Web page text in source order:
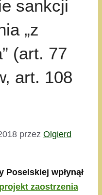
sankcji
„z
(art. 77
art. 108
przez Olgierd
Poselskiej wpłynął
projekt zaostrzenia